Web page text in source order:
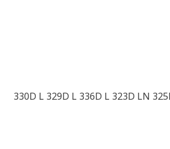
330D L 329D L 336D L 323D LN